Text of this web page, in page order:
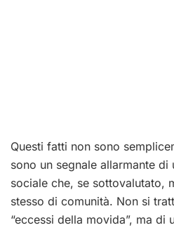
Questi fatti non sono
sono un segnale allarmante
sociale che, se sottovalutato,
stesso di comunità. Non si
“eccessi della movida”, ma di